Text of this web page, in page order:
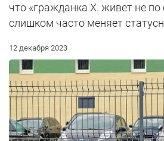
что «гражданка Х. живет не по
слишком часто меняет
12 декабря 2023